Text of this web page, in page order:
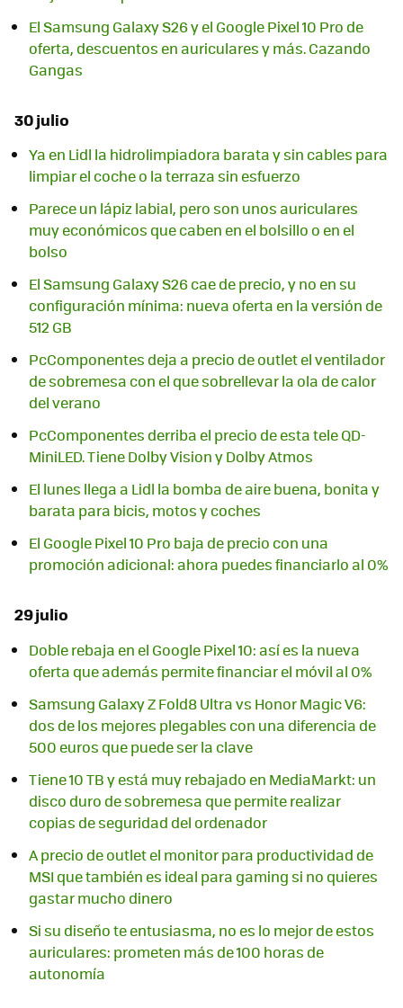
El Samsung Galaxy S26 y el Google Pixel 10 Pro de
oferta, descuentos en auriculares y más. Cazando
Gangas
30 julio
Ya en Lidl la hidrolimpiadora barata y sin cables para
limpiar el coche o la terraza sin esfuerzo
Parece un lápiz labial, pero son unos auriculares
muy económicos que caben en el bolsillo o en el
bolso
El Samsung Galaxy S26 cae de precio, y no en su
configuración mínima: nueva oferta en la versión de
512 GB
PcComponentes deja a precio de outlet el ventilador
de sobremesa con el que sobrellevar la ola de calor
del verano
PcComponentes derriba el precio de esta tele QD-
MiniLED. Tiene Dolby Vision y Dolby Atmos
El lunes llega a Lidl la bomba de aire buena, bonita y
barata para bicis, motos y coches
El Google Pixel 10 Pro baja de precio con una
promoción adicional: ahora puedes financiarlo al 0%
29 julio
Doble rebaja en el Google Pixel 10: así es la nueva
oferta que además permite financiar el móvil al 0%
Samsung Galaxy Z Fold8 Ultra vs Honor Magic V6:
dos de los mejores plegables con una diferencia de
500 euros que puede ser la clave
Tiene 10 TB y está muy rebajado en MediaMarkt: un
disco duro de sobremesa que permite realizar
copias de seguridad del ordenador
A precio de outlet el monitor para productividad de
MSI que también es ideal para gaming si no quieres
gastar mucho dinero
Si su diseño te entusiasma, no es lo mejor de estos
auriculares: prometen más de 100 horas de
autonomía